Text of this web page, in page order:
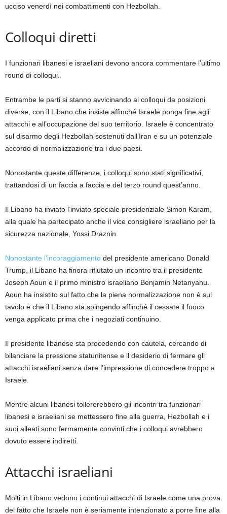
ucciso venerdì nei combattimenti con Hezbollah.
Colloqui diretti
I funzionari libanesi e israeliani devono ancora commentare l’ultimo
round di colloqui.
Entrambe le parti si stanno avvicinando ai colloqui da posizioni
diverse, con il Libano che insiste affinché Israele ponga fine agli
attacchi e all’occupazione del suo territorio. Israele è concentrato
sul disarmo degli Hezbollah sostenuti dall’Iran e su un potenziale
accordo di normalizzazione tra i due paesi.
Nonostante queste differenze, i colloqui sono stati significativi,
trattandosi di un faccia a faccia e del terzo round quest’anno.
Il Libano ha inviato l’inviato speciale presidenziale Simon Karam,
alla quale ha partecipato anche il vice consigliere israeliano per la
sicurezza nazionale, Yossi Draznin.
Nonostante l’incoraggiamento del presidente americano Donald
Trump, il Libano ha finora rifiutato un incontro tra il presidente
Joseph Aoun e il primo ministro israeliano Benjamin Netanyahu.
Aoun ha insistito sul fatto che la piena normalizzazione non è sul
tavolo e che il Libano sta spingendo affinché il cessate il fuoco
venga applicato prima che i negoziati continuino.
Il presidente libanese sta procedendo con cautela, cercando di
bilanciare la pressione statunitense e il desiderio di fermare gli
attacchi israeliani senza dare l’impressione di concedere troppo a
Israele.
Mentre alcuni libanesi tollererebbero gli incontri tra funzionari
libanesi e israeliani se mettessero fine alla guerra, Hezbollah e i
suoi alleati sono fermamente convinti che i colloqui avrebbero
dovuto essere indiretti.
Attacchi israeliani
Molti in Libano vedono i continui attacchi di Israele come una prova
del fatto che Israele non è seriamente intenzionato a porre fine alla